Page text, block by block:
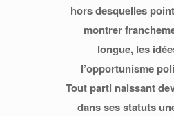
hors desquelles
montrer
longue, les
l’opportunisme
Tout parti naissant
dans ses statuts